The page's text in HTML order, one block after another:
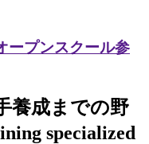
ープンスクール参
養成までの野
specialized